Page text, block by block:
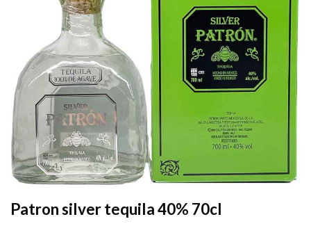
Patron silver tequila 40% 70cl